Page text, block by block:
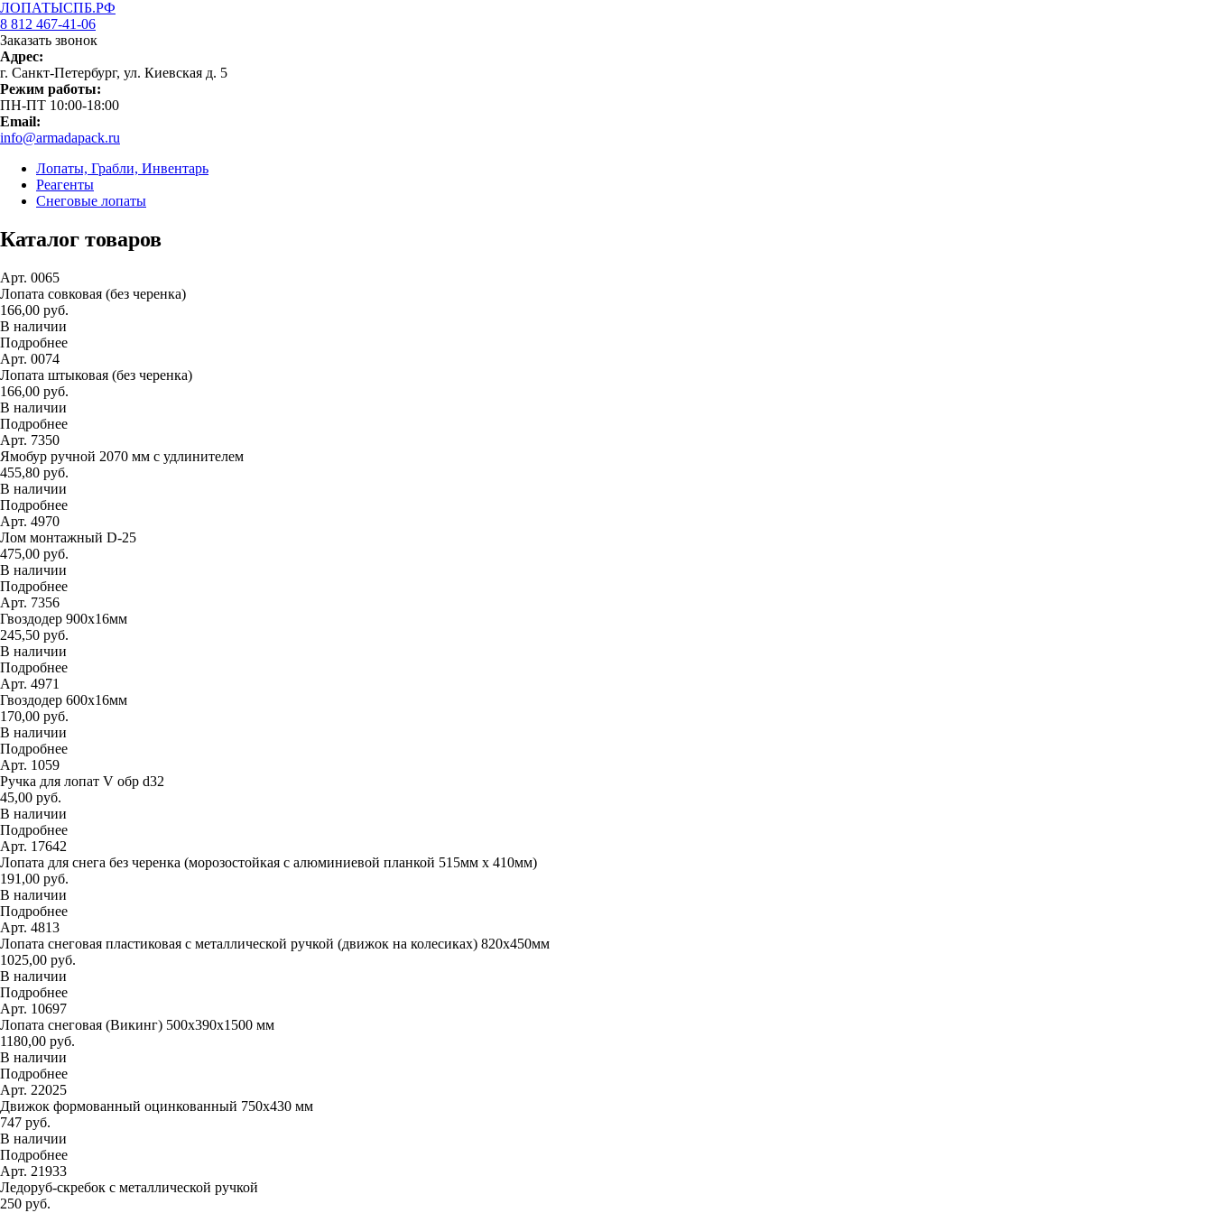
ЛОПАТЫСПБ.РФ
8 812 467-41-06
Заказать звонок
Адрес:
г. Санкт-Петербург, ул. Киевская д. 5
Режим работы:
ПН-ПТ 10:00-18:00
Email:
info@armadapack.ru
Лопаты, Грабли, Инвентарь
Реагенты
Снеговые лопаты
Каталог товаров
Арт. 0065
Лопата совковая (без черенка)
166,00 руб.
В наличии
Подробнее
Арт. 0074
Лопата штыковая (без черенка)
166,00 руб.
В наличии
Подробнее
Арт. 7350
Ямобур ручной 2070 мм с удлинителем
455,80 руб.
В наличии
Подробнее
Арт. 4970
Лом монтажный D-25
475,00 руб.
В наличии
Подробнее
Арт. 7356
Гвоздодер 900х16мм
245,50 руб.
В наличии
Подробнее
Арт. 4971
Гвоздодер 600х16мм
170,00 руб.
В наличии
Подробнее
Арт. 1059
Ручка для лопат V обр d32
45,00 руб.
В наличии
Подробнее
Арт. 17642
Лопата для снега без черенка (морозостойкая с алюминиевой планкой 515мм х 410мм)
191,00 руб.
В наличии
Подробнее
Арт. 4813
Лопата снеговая пластиковая с металлической ручкой (движок на колесиках) 820х450мм
1025,00 руб.
В наличии
Подробнее
Арт. 10697
Лопата снеговая (Викинг) 500х390х1500 мм
1180,00 руб.
В наличии
Подробнее
Арт. 22025
Движок формованный оцинкованный 750х430 мм
747 руб.
В наличии
Подробнее
Арт. 21933
Ледоруб-скребок с металлической ручкой
250 руб.